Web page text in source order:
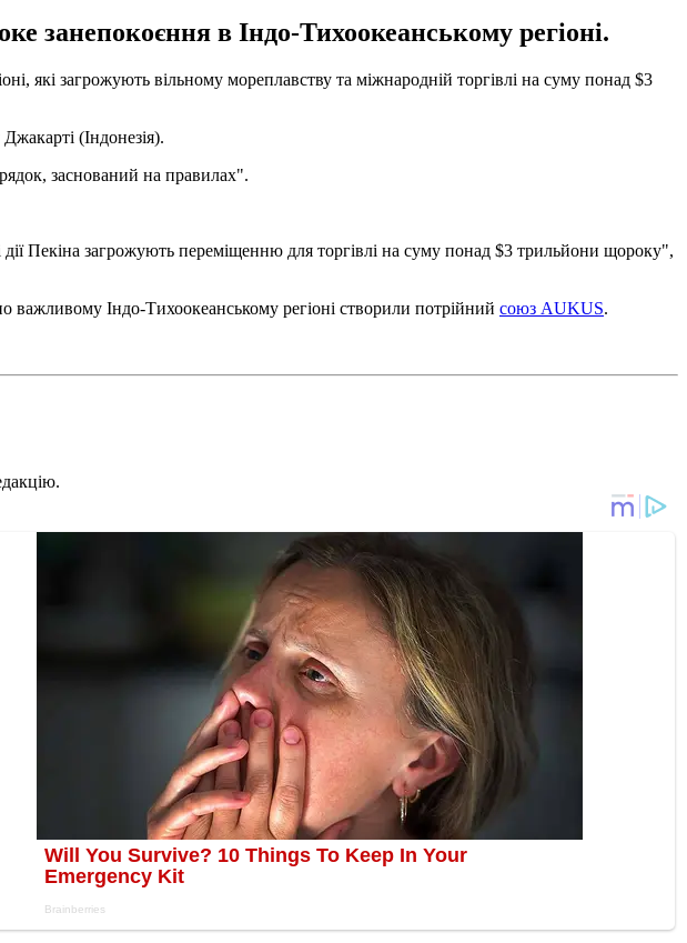
в Індо-Тихоокеанському регіоні.
які загрожують вільному мореплавству та міжнародній торгівлі на суму понад $3
(Індонезія).
заснований на правилах".
Пекіна загрожують переміщенню для торгівлі на суму понад $3 трильйони щороку",
важливому Індо-Тихоокеанському регіоні створили потрійний союз AUKUS.